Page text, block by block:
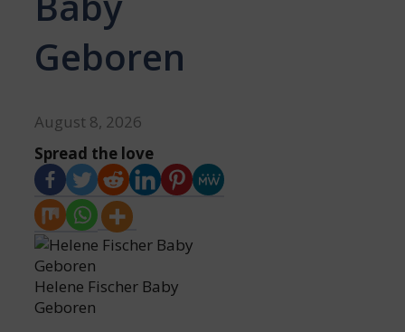
Geboren
August 8, 2026
Spread the love
Helene Fischer Baby
Geboren